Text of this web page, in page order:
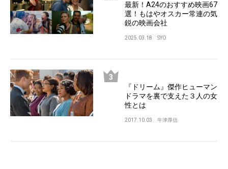
最新！A24のおすすめ映画67
選！もはやオスカー常連の気
鋭の映画会社
2025.03.18 SYO
『ドリーム』傑作ヒューマン
ドラマを裏で支えた３人の女
性とは
2017.10.03 牛津厚信